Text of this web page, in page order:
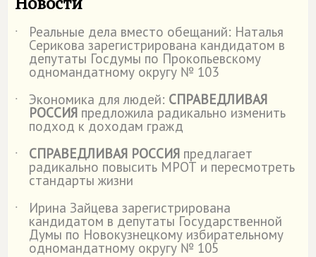
˙ Реальные дела вместо обещаний: Наталья
Серикова зарегистрирована кандидатом в
депутаты Госдумы по Прокопьевскому
одномандатному округу № 103
˙
Экономика для людей: СПРАВЕДЛИВАЯ
РОССИЯ предложила радикально изменить
подход к доходам гражд
˙
СПРАВЕДЛИВАЯ РОССИЯ предлагает
радикально повысить МРОТ и пересмотреть
стандарты жизни
˙
Ирина Зайцева зарегистрирована
кандидатом в депутаты Государственной
Думы по Новокузнецкому избирательному
одномандатному округу № 105